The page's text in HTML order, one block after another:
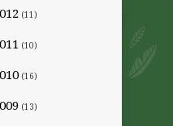
(11)
(10)
(16)
(13)